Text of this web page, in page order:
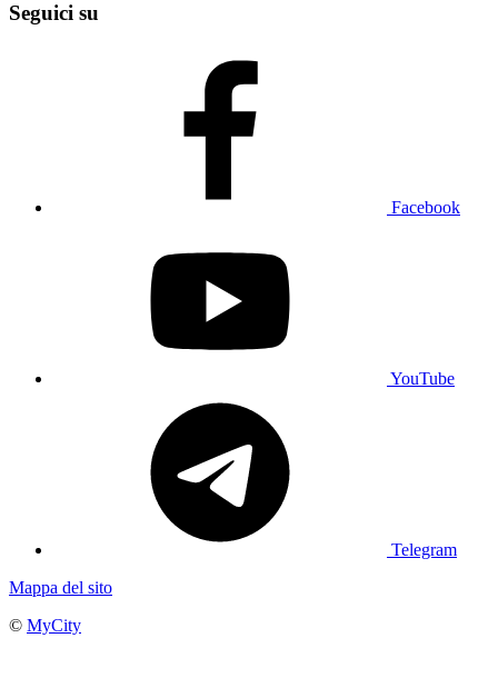
Seguici su
Facebook
YouTube
Telegram
Mappa del sito
© MyCity